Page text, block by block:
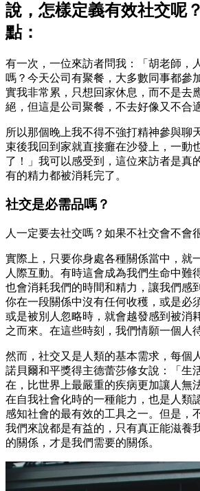
說，怎樣定義有效社交呢
點：
有一次，一位來訪者問我：「胡老師，
嗎？今天公司有聚餐，大多數同事都參
實我非常累，只想回家休息，而不是去
絕，但這是公司聚餐，不去好像又不合適
所以那個晚上我不得不強打精神參與聊
束後我回到家就直接癱在沙發上，一動
了！」我可以感受到，這位來訪者是真
有的精力都被消耗完了。
社交是必需品嗎？
人一定要去社交嗎？如果不社交會不會
實際上，只要你身處各種關係當中，就
人際互動。有時這會成為我們生命中難
也會消耗我們的時間和精力，讓我們感
你在一段關係中沒有任何收穫，或是必
或是被別人忽略時，就會越發感到被消
之而來。在這些時刻，我們情願一個人
然而，社交又是人類的基本需求，每個
諾貝爾和平獎得主德蕾莎修女說：「生
在，比世界上最嚴重的疾病更加讓人無
在自我社會化時的一種能力，也是人類
感知社會的最有效的工具之一。但是，
我們來說都是有益的，只有真正能滋養
的關係，才是我們需要的關係。